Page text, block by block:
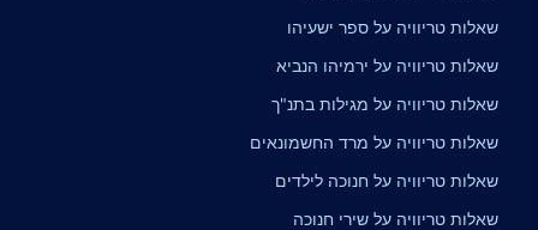
שאלות טריוויה על ספר ישעיהו
שאלות טריוויה על ירמיהו הנביא
שאלות טריוויה על מגילות בתנ"ך
שאלות טריוויה על מרד החשמונאים
שאלות טריוויה על חנוכה לילדים
שאלות טריוויה על שירי חנוכה